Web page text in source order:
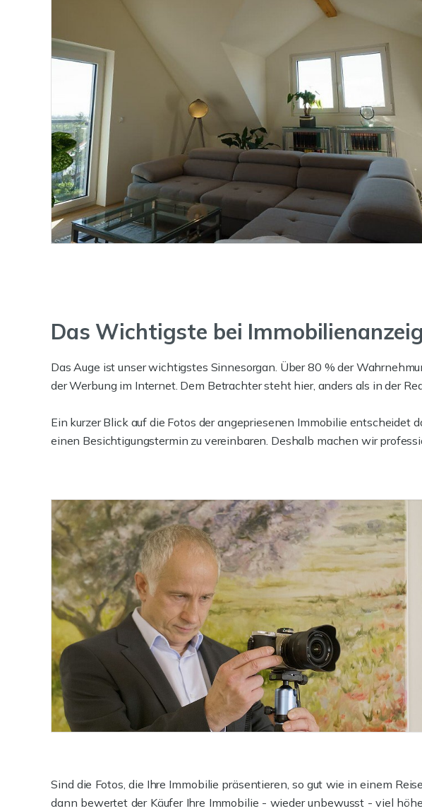
Das Wichtigste bei
Das Auge ist unser wichtigstes Sinnesorgan. Über 80 % der
der Werbung im Internet. Dem Betrachter steht hier, anders als in der
Ein kurzer Blick auf die Fotos der angepriesenen Immobilie entscheidet
einen Besichtigungstermin zu vereinbaren. Deshalb machen wir
Sind die Fotos, die Ihre Immobilie präsentieren, so gut wie in einem
dann bewertet der Käufer Ihre Immobilie - wieder unbewusst - viel